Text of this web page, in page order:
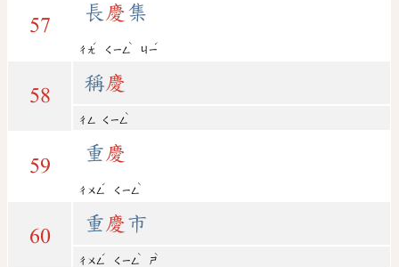
57
長 慶 集
ㄔㄤ
ˊ
ㄑㄧㄥ
ˋ
ㄐㄧ
ˊ
58
稱慶
ㄔㄥ ㄑㄧㄥ
ˋ
59
重慶
ㄔㄨㄥ
ˊ
ㄑㄧㄥ
ˋ
60
重慶市
ㄔㄨㄥ
ˊ
ㄑㄧㄥ
ˋ
ㄕ
ˋ